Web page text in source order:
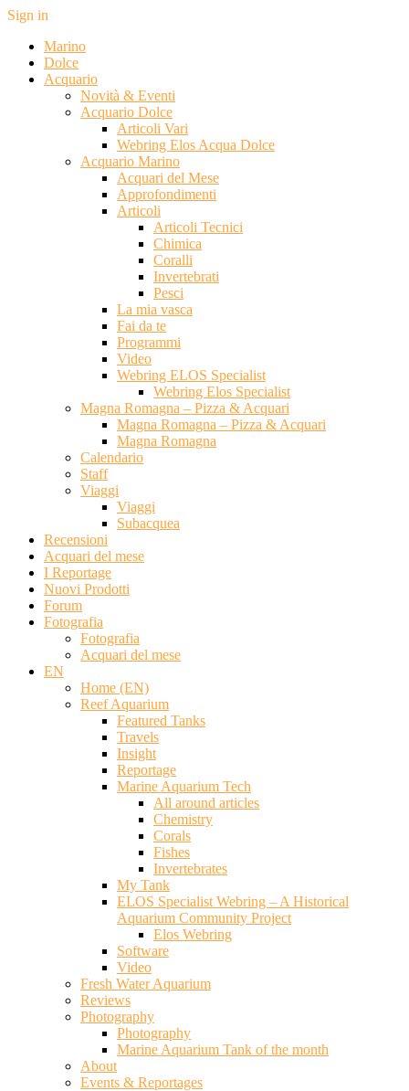
Sign in
Marino
Dolce
Acquario
Novità & Eventi
Acquario Dolce
Articoli Vari
Webring Elos Acqua Dolce
Acquario Marino
Acquari del Mese
Approfondimenti
Articoli
Articoli Tecnici
Chimica
Coralli
Invertebrati
Pesci
La mia vasca
Fai da te
Programmi
Video
Webring ELOS Specialist
Webring Elos Specialist
Magna Romagna – Pizza & Acquari
Magna Romagna – Pizza & Acquari
Magna Romagna
Calendario
Staff
Viaggi
Viaggi
Subacquea
Recensioni
Acquari del mese
I Reportage
Nuovi Prodotti
Forum
Fotografia
Fotografia
Acquari del mese
EN
Home (EN)
Reef Aquarium
Featured Tanks
Travels
Insight
Reportage
Marine Aquarium Tech
All around articles
Chemistry
Corals
Fishes
Invertebrates
My Tank
ELOS Specialist Webring – A Historical
Aquarium Community Project
Elos Webring
Software
Video
Fresh Water Aquarium
Reviews
Photography
Photography
Marine Aquarium Tank of the month
About
Events & Reportages